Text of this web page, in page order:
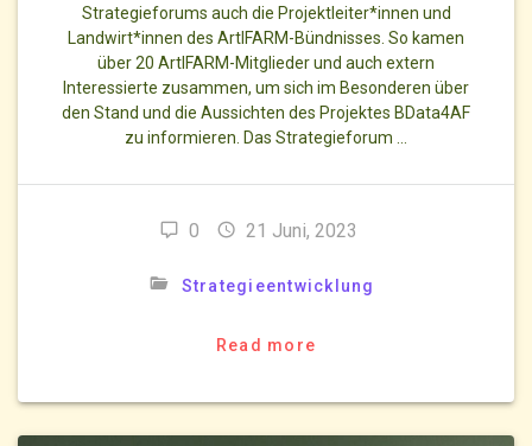
Strategieforums auch die Projektleiter*innen und
Landwirt*innen des ArtIFARM-Bündnisses. So kamen
über 20 ArtIFARM-Mitglieder und auch extern
Interessierte zusammen, um sich im Besonderen über
den Stand und die Aussichten des Projektes BData4AF
zu informieren. Das Strategieforum …
0 21 Juni, 2023
Strategieentwicklung
Read more